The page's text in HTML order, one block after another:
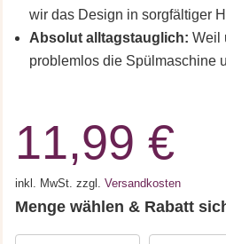
wir das Design in sorgfältiger
Absolut alltagstauglich: Weil
problemlos die Spülmaschine
11,99 €
inkl. MwSt. zzgl. Versandkosten
Menge wählen & Rabatt